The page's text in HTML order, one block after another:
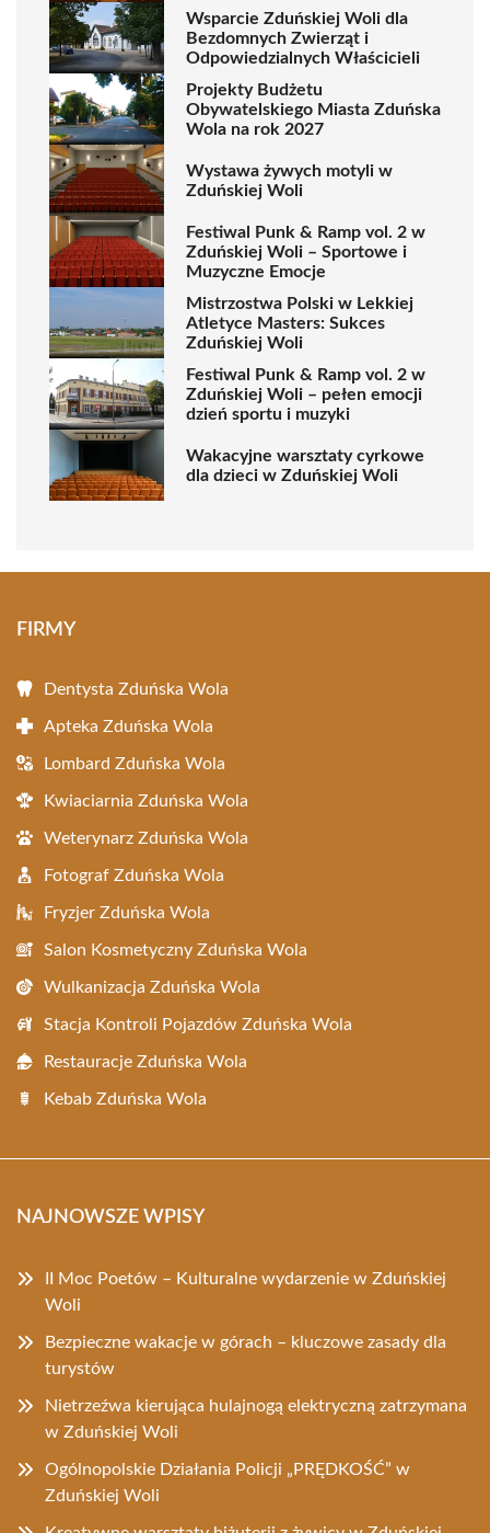
Wsparcie Zduńskiej Woli dla
Bezdomnych Zwierząt i
Odpowiedzialnych Właścicieli
Projekty Budżetu
Obywatelskiego Miasta Zduńska
Wola na rok 2027
Wystawa żywych motyli w
Zduńskiej Woli
Festiwal Punk & Ramp vol. 2 w
Zduńskiej Woli – Sportowe i
Muzyczne Emocje
Mistrzostwa Polski w Lekkiej
Atletyce Masters: Sukces
Zduńskiej Woli
Festiwal Punk & Ramp vol. 2 w
Zduńskiej Woli – pełen emocji
dzień sportu i muzyki
Wakacyjne warsztaty cyrkowe
dla dzieci w Zduńskiej Woli
FIRMY
Dentysta Zduńska Wola
Apteka Zduńska Wola
Lombard Zduńska Wola
Kwiaciarnia Zduńska Wola
Weterynarz Zduńska Wola
Fotograf Zduńska Wola
Fryzjer Zduńska Wola
Salon Kosmetyczny Zduńska Wola
Wulkanizacja Zduńska Wola
Stacja Kontroli Pojazdów Zduńska Wola
Restauracje Zduńska Wola
Kebab Zduńska Wola
NAJNOWSZE WPISY
II Moc Poetów – Kulturalne wydarzenie w Zduńskiej
Woli
Bezpieczne wakacje w górach – kluczowe zasady dla
turystów
Nietrzeźwa kierująca hulajnogą elektryczną zatrzymana
w Zduńskiej Woli
Ogólnopolskie Działania Policji „PRĘDKOŚĆ” w
Zduńskiej Woli